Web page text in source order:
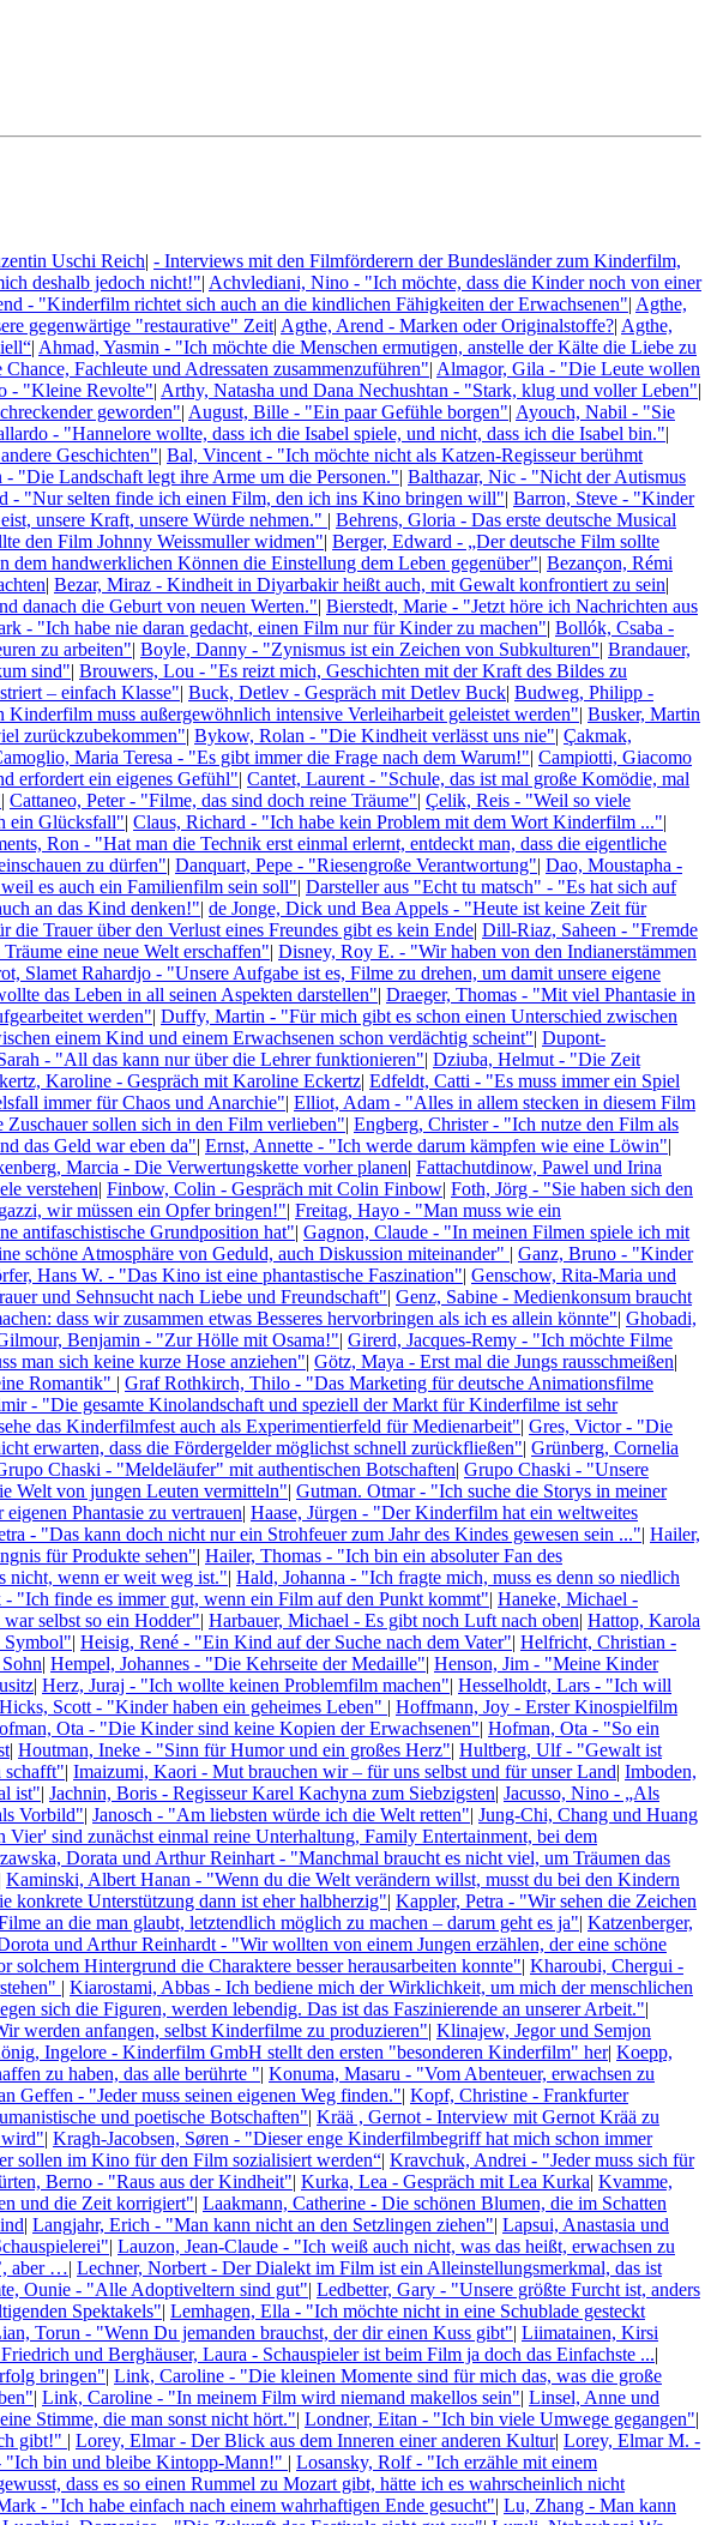
Uschi Reich| - Interviews mit den Filmförderern der Bundesländer zum Kinderfilm,
deshalb jedoch nicht!"| Achvlediani, Nino - "Ich möchte, dass die Kinder noch von einer
- "Kinderfilm richtet sich auch an die kindlichen Fähigkeiten der Erwachsenen"| Agthe,
gegenwärtige "restaurative" Zeit| Agthe, Arend - Marken oder Originalstoffe?| Agthe,
| Ahmad, Yasmin - "Ich möchte die Menschen ermutigen, anstelle der Kälte die Liebe zu
Fachleute und Adressaten zusammenzuführen"| Almagor, Gila - "Die Leute wollen
- "Kleine Revolte"| Arthy, Natasha und Dana Nechushtan - "Stark, klug und voller Leben"|
geworden"| August, Bille - "Ein paar Gefühle borgen"| Ayouch, Nabil - "Sie
- "Hannelore wollte, dass ich die Isabel spiele, und nicht, dass ich die Isabel bin."|
Geschichten"| Bal, Vincent - "Ich möchte nicht als Katzen-Regisseur berühmt
"Die Landschaft legt ihre Arme um die Personen."| Balthazar, Nic - "Nicht der Autismus
- "Nur selten finde ich einen Film, den ich ins Kino bringen will"| Barron, Steve - "Kinder
unsere Kraft, unsere Würde nehmen." | Behrens, Gloria - Das erste deutsche Musical
den Film Johnny Weissmuller widmen"| Berger, Edward - „Der deutsche Film sollte
dem handwerklichen Können die Einstellung dem Leben gegenüber"| Bezançon, Rémi
| Bezar, Miraz - Kindheit in Diyarbakir heißt auch, mit Gewalt konfrontiert zu sein|
danach die Geburt von neuen Werten."| Bierstedt, Marie - "Jetzt höre ich Nachrichten aus
- "Ich habe nie daran gedacht, einen Film nur für Kinder zu machen"| Bollók, Csaba -
zu arbeiten"| Boyle, Danny - "Zynismus ist ein Zeichen von Subkulturen"| Brandauer,
sind"| Brouwers, Lou - "Es reizt mich, Geschichten mit der Kraft des Bildes zu
– einfach Klasse"| Buck, Detlev - Gespräch mit Detlev Buck| Budweg, Philipp -
muss außergewöhnlich intensive Verleiharbeit geleistet werden"| Busker, Martin
zurückzubekommen"| Bykow, Rolan - "Die Kindheit verlässt uns nie"| Çakmak,
Maria Teresa - "Es gibt immer die Frage nach dem Warum!"| Campiotti, Giacomo
erfordert ein eigenes Gefühl"| Cantet, Laurent - "Schule, das ist mal große Komödie, mal
| Cattaneo, Peter - "Filme, das sind doch reine Träume"| Çelik, Reis - "Weil so viele
ein Glücksfall"| Claus, Richard - "Ich habe kein Problem mit dem Wort Kinderfilm ..."|
Ron - "Hat man die Technik erst einmal erlernt, entdeckt man, dass die eigentliche
zu dürfen"| Danquart, Pepe - "Riesengroße Verantwortung"| Dao, Moustapha -
es auch ein Familienfilm sein soll"| Darsteller aus "Echt tu matsch" - "Es hat sich auf
an das Kind denken!"| de Jonge, Dick und Bea Appels - "Heute ist keine Zeit für
die Trauer über den Verlust eines Freundes gibt es kein Ende| Dill-Riaz, Saheen - "Fremde
eine neue Welt erschaffen"| Disney, Roy E. - "Wir haben von den Indianerstämmen
Slamet Rahardjo - "Unsere Aufgabe ist es, Filme zu drehen, um damit unsere eigene
das Leben in all seinen Aspekten darstellen"| Draeger, Thomas - "Mit viel Phantasie in
werden"| Duffy, Martin - "Für mich gibt es schon einen Unterschied zwischen
einem Kind und einem Erwachsenen schon verdächtig scheint"| Dupont-
- "All das kann nur über die Lehrer funktionieren"| Dziuba, Helmut - "Die Zeit
Karoline - Gespräch mit Karoline Eckertz| Edfeldt, Catti - "Es muss immer ein Spiel
immer für Chaos und Anarchie"| Elliot, Adam - "Alles in allem stecken in diesem Film
sollen sich in den Film verlieben"| Engberg, Christer - "Ich nutze den Film als
das Geld war eben da"| Ernst, Annette - "Ich werde darum kämpfen wie eine Löwin"|
Marcia - Die Verwertungskette vorher planen| Fattachutdinow, Pawel und Irina
verstehen| Finbow, Colin - Gespräch mit Colin Finbow| Foth, Jörg - "Sie haben sich den
wir müssen ein Opfer bringen!"| Freitag, Hayo - "Man muss wie ein
antifaschistische Grundposition hat"| Gagnon, Claude - "In meinen Filmen spiele ich mit
schöne Atmosphäre von Geduld, auch Diskussion miteinander" | Ganz, Bruno - "Kinder
Hans W. - "Das Kino ist eine phantastische Faszination"| Genschow, Rita-Maria und
und Sehnsucht nach Liebe und Freundschaft"| Genz, Sabine - Medienkonsum braucht
dass wir zusammen etwas Besseres hervorbringen als ich es allein könnte"| Ghobadi,
Benjamin - "Zur Hölle mit Osama!"| Girerd, Jacques-Remy - "Ich möchte Filme
man sich keine kurze Hose anziehen"| Götz, Maya - Erst mal die Jungs rausschmeißen|
Romantik" | Graf Rothkirch, Thilo - "Das Marketing für deutsche Animationsfilme
- "Die gesamte Kinolandschaft und speziell der Markt für Kinderfilme ist sehr
das Kinderfilmfest auch als Experimentierfeld für Medienarbeit"| Gres, Victor - "Die
erwarten, dass die Fördergelder möglichst schnell zurückfließen"| Grünberg, Cornelia
Chaski - "Meldeläufer" mit authentischen Botschaften| Grupo Chaski - "Unsere
Welt von jungen Leuten vermitteln"| Gutman. Otmar - "Ich suche die Storys in meiner
Phantasie zu vertrauen| Haase, Jürgen - "Der Kinderfilm hat ein weltweites
- "Das kann doch nicht nur ein Strohfeuer zum Jahr des Kindes gewesen sein ..."| Hailer,
für Produkte sehen"| Hailer, Thomas - "Ich bin ein absoluter Fan des
nicht, wenn er weit weg ist."| Hald, Johanna - "Ich fragte mich, muss es denn so niedlich
"Ich finde es immer gut, wenn ein Film auf den Punkt kommt"| Haneke, Michael -
selbst so ein Hodder"| Harbauer, Michael - Es gibt noch Luft nach oben| Hattop, Karola
Symbol"| Heisig, René - "Ein Kind auf der Suche nach dem Vater"| Helfricht, Christian -
| Hempel, Johannes - "Die Kehrseite der Medaille"| Henson, Jim - "Meine Kinder
| Herz, Juraj - "Ich wollte keinen Problemfilm machen"| Hesselholdt, Lars - "Ich will
Hicks, Scott - "Kinder haben ein geheimes Leben" | Hoffmann, Joy - Erster Kinospielfilm
Ota - "Die Kinder sind keine Kopien der Erwachsenen"| Hofman, Ota - "So ein
| Houtman, Ineke - "Sinn für Humor und ein großes Herz"| Hultberg, Ulf - "Gewalt ist
schafft"| Imaizumi, Kaori - Mut brauchen wir – für uns selbst und für unser Land| Imboden,
ist"| Jachnin, Boris - Regisseur Karel Kachyna zum Siebzigsten| Jacusso, Nino - „Als
Vorbild"| Janosch - "Am liebsten würde ich die Welt retten"| Jung-Chi, Chang und Huang
sind zunächst einmal reine Unterhaltung, Family Entertainment, bei dem
Dorata und Arthur Reinhart - "Manchmal braucht es nicht viel, um Träumen das
Kaminski, Albert Hanan - "Wenn du die Welt verändern willst, musst du bei den Kindern
Unterstützung dann ist eher halbherzig"| Kappler, Petra - "Wir sehen die Zeichen
an die man glaubt, letztendlich möglich zu machen – darum geht es ja"| Katzenberger,
und Arthur Reinhardt - "Wir wollten von einem Jungen erzählen, der eine schöne
Hintergrund die Charaktere besser herausarbeiten konnte"| Kharoubi, Chergui -
| Kiarostami, Abbas - Ich bediene mich der Wirklichkeit, um mich der menschlichen
sich die Figuren, werden lebendig. Das ist das Faszinierende an unserer Arbeit."|
werden anfangen, selbst Kinderfilme zu produzieren"| Klinajew, Jegor und Semjon
Ingelore - Kinderfilm GmbH stellt den ersten "besonderen Kinderfilm" her| Koepp,
zu haben, das alle berührte "| Konuma, Masaru - "Vom Abenteuer, erwachsen zu
Geffen - "Jeder muss seinen eigenen Weg finden."| Kopf, Christine - Frankfurter
und poetische Botschaften"| Krää , Gernot - Interview mit Gernot Krää zu
wird"| Kragh-Jacobsen, Søren - "Dieser enge Kinderfilmbegriff hat mich schon immer
sollen im Kino für den Film sozialisiert werden“| Kravchuk, Andrei - "Jeder muss sich für
Berno - "Raus aus der Kindheit"| Kurka, Lea - Gespräch mit Lea Kurka| Kvamme,
und die Zeit korrigiert"| Laakmann, Catherine - Die schönen Blumen, die im Schatten
| Langjahr, Erich - "Man kann nicht an den Setzlingen ziehen"| Lapsui, Anastasia und
| Lauzon, Jean-Claude - "Ich weiß auch nicht, was das heißt, erwachsen zu
aber …| Lechner, Norbert - Der Dialekt im Film ist ein Alleinstellungsmerkmal, das ist
Ounie - "Alle Adoptiveltern sind gut"| Ledbetter, Gary - "Unsere größte Furcht ist, anders
Spektakels"| Lemhagen, Ella - "Ich möchte nicht in eine Schublade gesteckt
Torun - "Wenn Du jemanden brauchst, der dir einen Kuss gibt"| Liimatainen, Kirsi
und Berghäuser, Laura - Schauspieler ist beim Film ja doch das Einfachste ...|
bringen"| Link, Caroline - "Die kleinen Momente sind für mich das, was die große
| Link, Caroline - "In meinem Film wird niemand makellos sein"| Linsel, Anne und
Stimme, die man sonst nicht hört."| Londner, Eitan - "Ich bin viele Umwege gegangen"|
gibt!" | Lorey, Elmar - Der Blick aus dem Inneren einer anderen Kultur| Lorey, Elmar M. -
"Ich bin und bleibe Kintopp-Mann!" | Losansky, Rolf - "Ich erzähle mit einem
dass es so einen Rummel zu Mozart gibt, hätte ich es wahrscheinlich nicht
- "Ich habe einfach nach einem wahrhaftigen Ende gesucht"| Lu, Zhang - Man kann